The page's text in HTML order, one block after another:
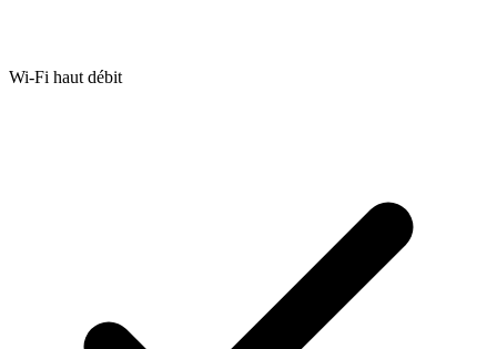
Wi-Fi haut débit